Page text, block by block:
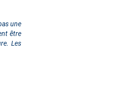
une
être
Les